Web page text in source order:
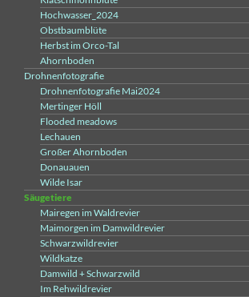
Hochwasser_2024
Obstbaumblüte
Herbst im Orco-Tal
Ahornboden
Drohnenfotografie
Drohnenfotografie Mai2024
Mertinger Höll
Flooded meadows
Lechauen
Großer Ahornboden
Donauauen
Wilde Isar
Säugetiere
Mairegen im Waldrevier
Maimorgen im Damwildrevier
Schwarzwildrevier
Wildkatze
Damwild + Schwarzwild
Im Rehwildrevier